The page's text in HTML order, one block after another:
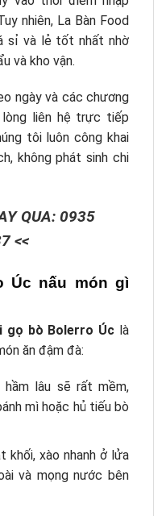
nhiên, La Bàn Food
sỉ và lẻ tốt nhất nhờ
và kho vận.
ngày và các chương
lòng liên hệ trực tiếp
tôi luôn công khai
không phát sinh chi
QUA: 0935
<<
Úc nấu món gì
gọ bò Bolerro Úc là
ăn đậm đà:
lâu sẽ rất mềm,
mì hoặc hủ tiếu bò
xào nhanh ở lửa
và mọng nước bên